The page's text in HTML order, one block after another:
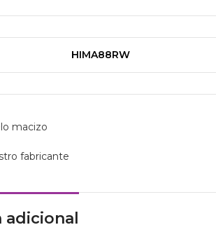
HIMA88RW
macizo
fabricante
adicional